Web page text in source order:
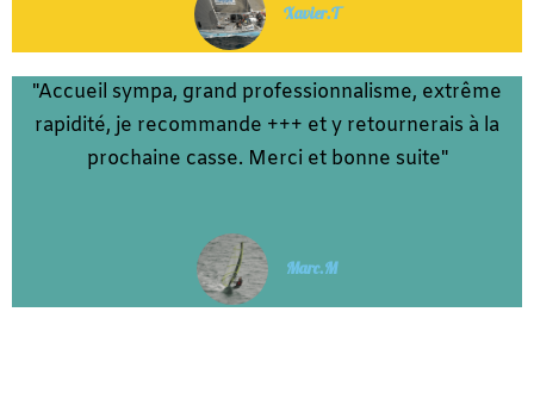
Xavier.T
"Accueil sympa, grand professionnalisme, extrême
rapidité, je recommande +++ et y retournerais à la
prochaine casse. Merci et bonne suite"
Marc.M